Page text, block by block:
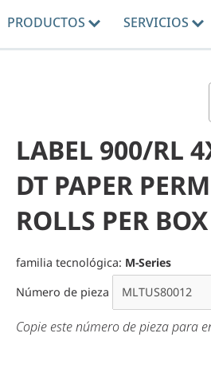
PRODUCTOS SERVICIOS
LABEL 900/RL
DT PAPER
ROLLS PER BOX
familia tecnológica: M-Series
Número de pieza
Copie este número de pieza para